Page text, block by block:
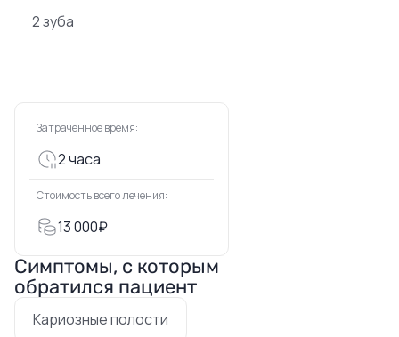
2 зуба
Затраченное время:
2 часа
Стоимость всего лечения:
13 000₽
Симптомы, с которым
обратился пациент
Кариозные полости